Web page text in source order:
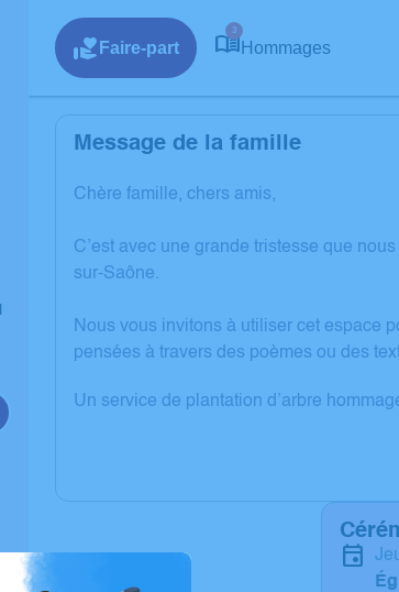
Faire-part
3
Hommages
Message de la famille
Chère famille, chers amis,
C’est avec une grande tristesse que
sur-Saône.
Nous vous invitons à utiliser cet espace
pensées à travers des poèmes ou des
Un service de plantation d’arbre